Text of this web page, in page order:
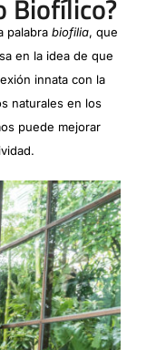
Biofílico?
palabra biofilia, que
en la idea de que
innata con la
naturales en los
puede mejorar